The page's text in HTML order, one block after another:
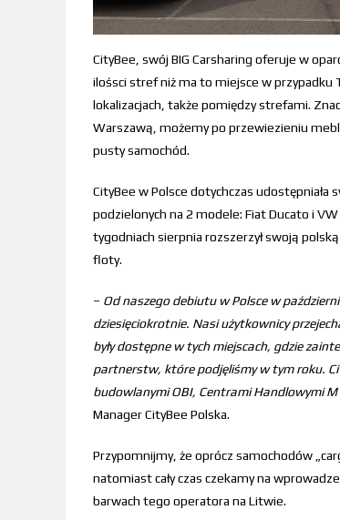
CityBee, swój BIG Carsharing oferuje w
ilośsci stref niż ma to miejsce w przypadku
lokalizacjach, także pomiędzy strefami.
Warszawą, możemy po przewiezieniu
pusty samochód.
CityBee w Polsce dotychczas
podzielonych na 2 modele: Fiat Ducato i
tygodniach sierpnia rozszerzył swoją
floty.
– Od naszego debiutu w Polsce w
dziesięciokrotnie. Nasi użytkownicy
były dostępne w tych miejscach, gdzie
partnerstw, które podjęliśmy w tym roku.
budowlanymi OBI, Centrami Handlowymi
Manager CityBee Polska.
Przypomnijmy, że oprócz samochodów
natomiast cały czas czekamy na
barwach tego operatora na Litwie.